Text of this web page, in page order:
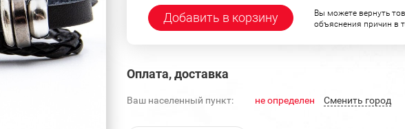
Добавить в корзину
Вы можете вернуть
объяснения причин в
Оплата, доставка
Ваш населенный пункт: не определен Cменить город